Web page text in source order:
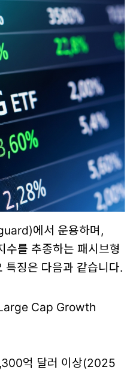
에서 운용하며,
수를 추종하는 패시브형
특징은 다음과 같습니다.
Cap Growth
억 달러 이상(2025